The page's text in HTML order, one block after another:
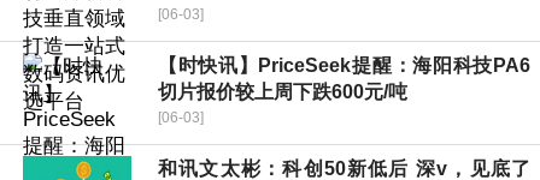
[06-03]
【时快讯】PriceSeek提醒：海阳科技PA6
切片报价较上周下跌600元/吨
[06-03]
和讯文太彬：科创50新低后 深v，见底了